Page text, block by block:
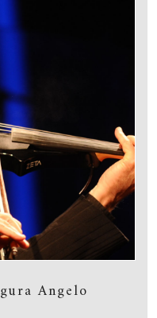
Angelo